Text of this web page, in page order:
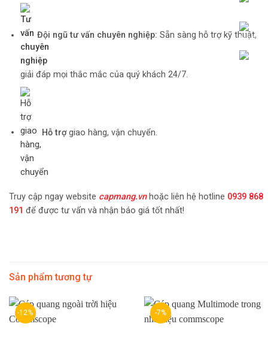
Đội ngũ tư vấn chuyên nghiệp: Sẵn sàng hỗ trợ kỹ thuật,
giải đáp mọi thắc mắc của quý khách 24/7.
Hỗ trợgiao hàng, vận chuyển.
Truy cập ngay website capmang.vnhoặc liên hệ hotline 0939 868
191 để được tư vấn và nhận báo giá tốt nhất!
Sản phẩm tương tự
-12% -7%